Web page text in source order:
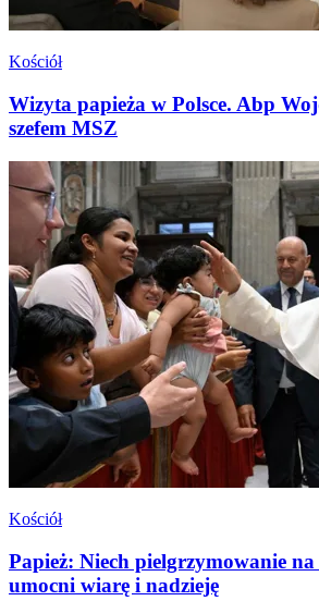
Kościół
Wizyta papieża w Polsce. Abp
szefem MSZ
Kościół
Papież: Niech pielgrzymowanie
umocni wiarę i nadzieję